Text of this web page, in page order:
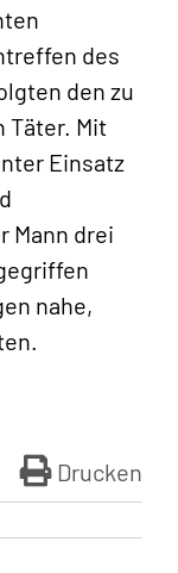
des
den zu
Täter. Mit
Einsatz
Mann drei
nahe,
Drucken